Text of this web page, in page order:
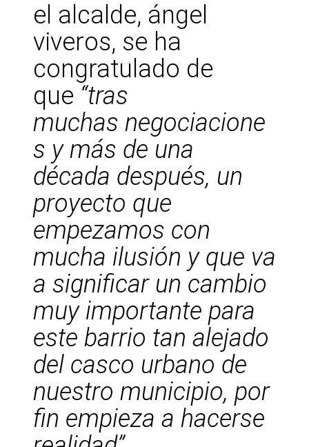
el alcalde, ángel
viveros, se ha
congratulado de
que “tras
muchas negociacione
s y más de una
década después, un
proyecto que
empezamos con
mucha ilusión y que va
a significar un cambio
muy importante para
este barrio tan alejado
del casco urbano de
nuestro municipio, por
fin empieza a hacerse